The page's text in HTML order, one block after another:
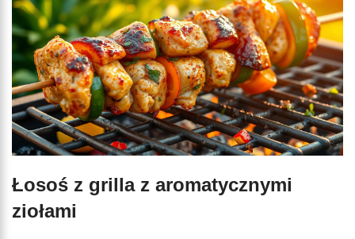
Łosoś z grilla z aromatycznymi
ziołami